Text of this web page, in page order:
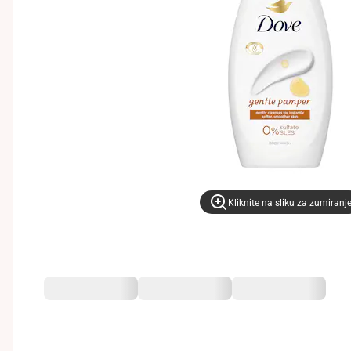
Kliknite na sliku za zumiranje